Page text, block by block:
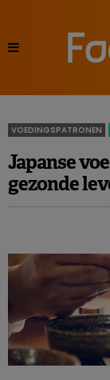
VOEDINGSPATRONEN
Japanse
gezonde